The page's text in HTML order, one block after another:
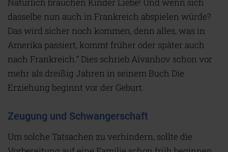
Natürlich brauchen Kinder Liebe! Und wenn sich
dasselbe nun auch in Frankreich abspielen würde?
Das wird sicher noch kommen, denn alles, was in
Amerika passiert, kommt früher oder später auch
nach Frankreich.“ Dies schrieb Aïvanhov schon vor
mehr als dreißig Jahren in seinem Buch Die
Erziehung beginnt vor der Geburt.
Zeugung und Schwangerschaft
Um solche Tatsachen zu verhindern, sollte die